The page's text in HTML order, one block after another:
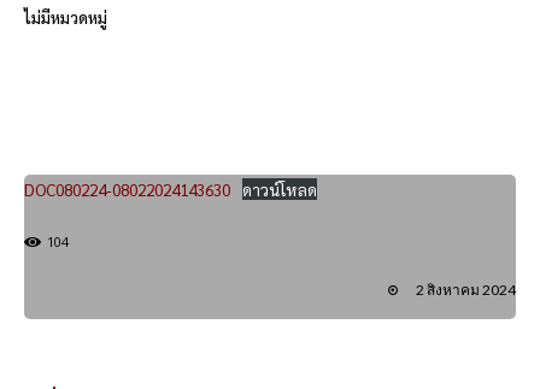
ไม่มีหมวดหมู่
DOC080224-08022024143630 ดาวน์โหลด
104
2 สิงหาคม 2024